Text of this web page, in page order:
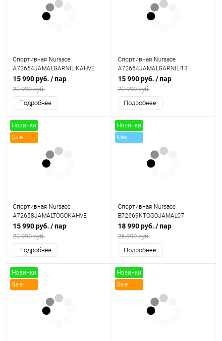
Спортивная Nursace
A72664JAMALGARNILIKAHVE
15 990 руб. / пар
22 990 руб.
Подробнее
Спортивная Nursace
A72664JAMALGARNILI13
15 990 руб. / пар
22 990 руб.
Подробнее
Новинки
Sale
Спортивная Nursace
A72658JAMALTOGOKAHVE
15 990 руб. / пар
22 990 руб.
Подробнее
Новинки
Mex
Спортивная Nursace
B72669KTOGOJAMAL07
18 990 руб. / пар
26 990 руб.
Подробнее
Новинки
Sale
Новинки
Sale